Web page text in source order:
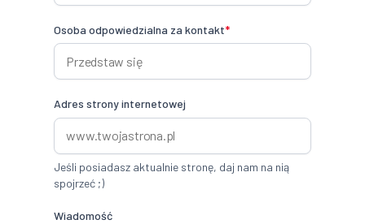
Osoba odpowiedzialna za kontakt*
Adres strony internetowej
Jeśli posiadasz aktualnie stronę, daj nam na nią
spojrzeć ;)
Wiadomość